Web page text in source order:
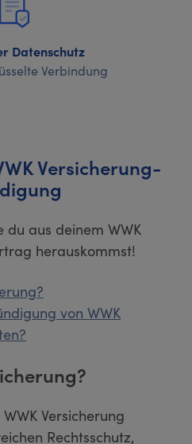
Datenschutz
Verbindung
Versicherung-
du aus deinem WWK
herauskommst!
von WWK
Versicherung
Rechtsschutz,